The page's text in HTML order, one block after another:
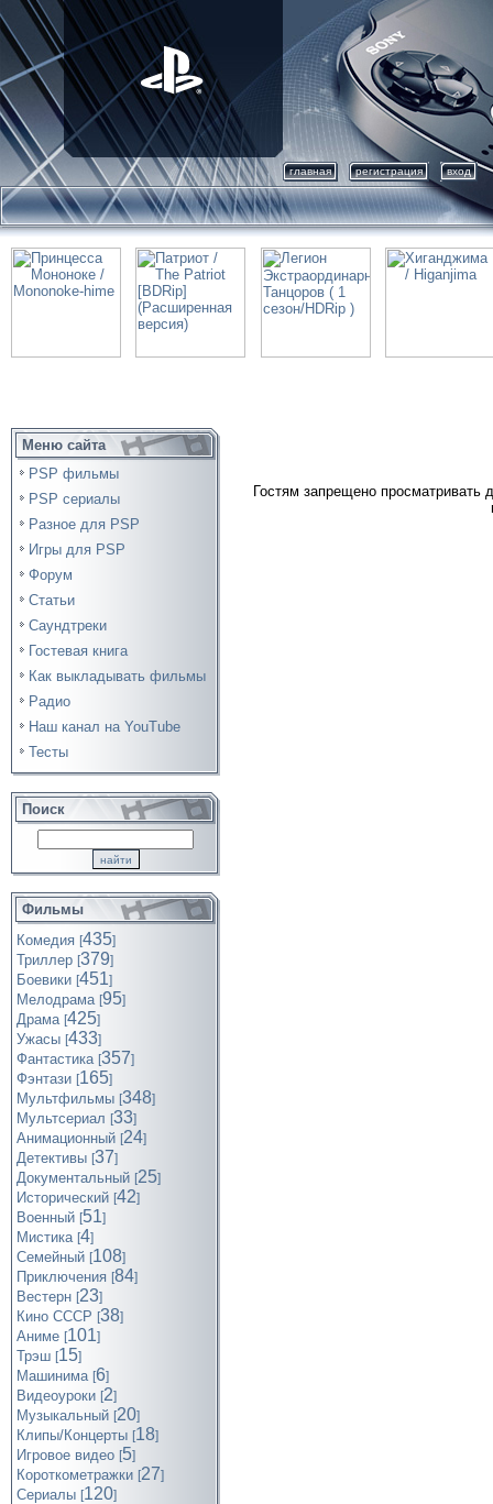
главная регистрация вход
Меню сайта
PSP фильмы
PSP сериалы
Разное для PSP
Игры для PSP
Форум
Статьи
Саундтреки
Гостевая книга
Как выкладывать фильмы
Радио
Наш канал на YouTube
Тесты
Поиск
Фильмы
Комедия [435]
Триллер [379]
Боевики [451]
Мелодрама [95]
Драма [425]
Ужасы [433]
Фантастика [357]
Фэнтази [165]
Мультфильмы [348]
Мультсериал [33]
Анимационный [24]
Детективы [37]
Документальный [25]
Исторический [42]
Военный [51]
Мистика [4]
Семейный [108]
Приключения [84]
Вестерн [23]
Кино СССР [38]
Аниме [101]
Трэш [15]
Машинима [6]
Видеоуроки [2]
Музыкальный [20]
Клипы/Концерты [18]
Игровое видео [5]
Короткометражки [27]
Cериалы [120]
Гостям запрещено просматривать